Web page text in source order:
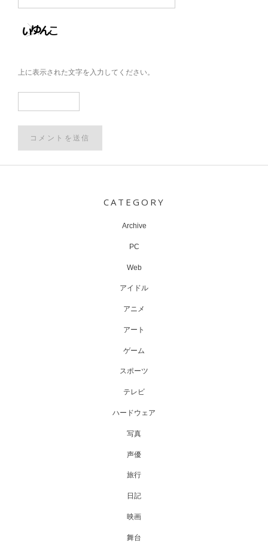
上に表示された文字を入力してください。
CATEGORY
Archive
PC
Web
アイドル
アニメ
アート
ゲーム
スポーツ
テレビ
ハードウェア
写真
声優
旅行
日記
映画
舞台